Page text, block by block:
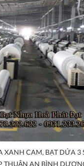
XANH CAM, BẠT DỨA 3
THUẬN AN BÌNH